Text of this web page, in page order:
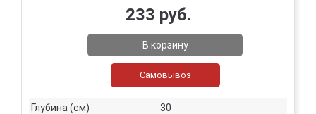
233 руб.
В корзину
Самовывоз
Глубина (см)
30